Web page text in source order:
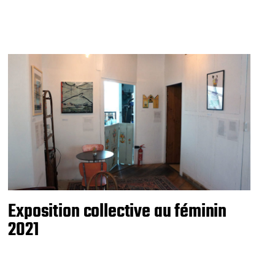
Exposition collective au féminin
2021